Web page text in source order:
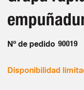
de
imágenes
Nº de pedido 90019
Disponibilidad